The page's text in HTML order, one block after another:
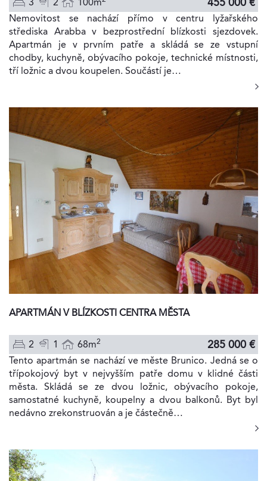
Nemovitost se nachází přímo v centru lyžařského
střediska Arabba v bezprostřední blízkosti sjezdovek.
Apartmán je v prvním patře a skládá se ze vstupní
chodby, kuchyně, obývacího pokoje, technické místnosti,
tří ložnic a dvou koupelen. Součástí je…
APARTMÁN V BLÍZKOSTI CENTRA MĚSTA
2 1 68m2 285 000 €
Tento apartmán se nachází ve měste Brunico. Jedná se o
třípokojový byt v nejvyšším patře domu v klidné části
města. Skládá se ze dvou ložnic, obývacího pokoje,
samostatné kuchyně, koupelny a dvou balkonů. Byt byl
nedávno zrekonstruován a je částečně…